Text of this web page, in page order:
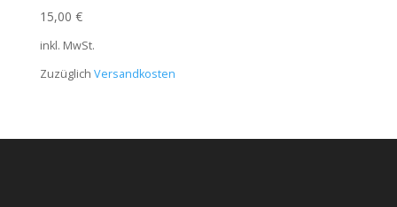
15,00 €
inkl. MwSt.
Zuzüglich Versandkosten